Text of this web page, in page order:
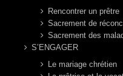
Rencontrer un prêtre
Sacrement de
Sacrement des
S’ENGAGER
Le mariage chrétien